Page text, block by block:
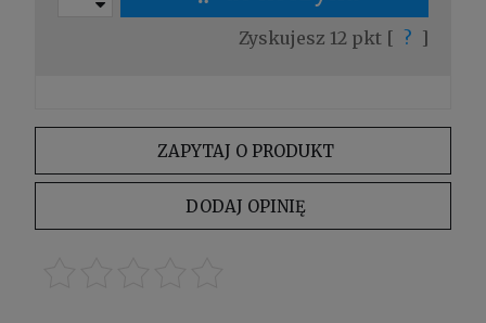
Zyskujesz 12pkt [ ? ]
ZAPYTAJ O PRODUKT
DODAJ OPINIĘ